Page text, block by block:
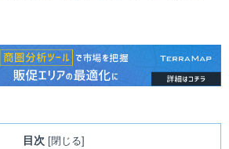
目次 [閉じる]